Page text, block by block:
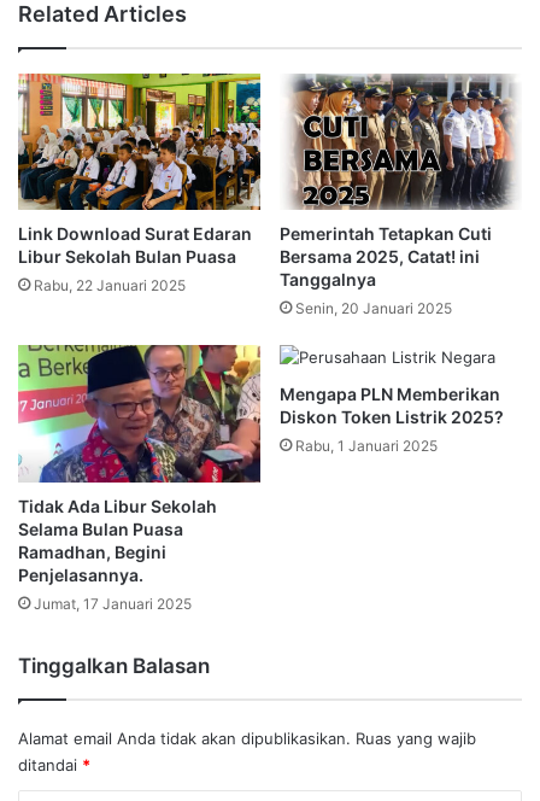
Related Articles
Link Download Surat Edaran
Libur Sekolah Bulan Puasa
Rabu, 22 Januari 2025
Pemerintah Tetapkan Cuti
Bersama 2025, Catat! ini
Tanggalnya
Senin, 20 Januari 2025
Tidak Ada Libur Sekolah
Selama Bulan Puasa
Ramadhan, Begini
Penjelasannya.
Jumat, 17 Januari 2025
Mengapa PLN Memberikan
Diskon Token Listrik 2025?
Rabu, 1 Januari 2025
Tinggalkan Balasan
Alamat email Anda tidak akan dipublikasikan. Ruas yang wajib
ditandai *